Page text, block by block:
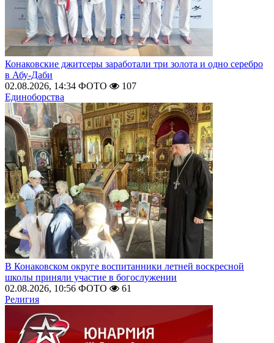
Конаковские джитсеры заработали три золота и одно серебро
в Абу-Даби
02.08.2026, 14:34 ФОТО
107
Единоборства
В Конаковском округе воспитанники летней воскресной
школы приняли участие в богослужении
02.08.2026, 10:56 ФОТО
61
Религия